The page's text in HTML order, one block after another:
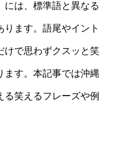
には、標準語と異なる
ます。語尾やイント
けで思わずクスッと笑
ます。本記事では沖縄
笑えるフレーズや例